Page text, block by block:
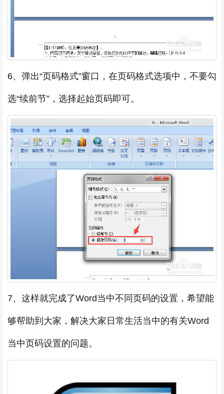
6、弹出“页码格式”窗口，在页码格式选项中，不要勾
选“续前节”，选择起始页码即可。
7、这样就完成了Word当中不同页码的设置，希望能
够帮助到大家，解决大家日常生活当中的有关Word
当中页码设置的问题。